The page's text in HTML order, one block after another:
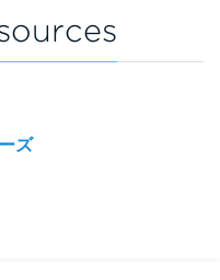
ズ